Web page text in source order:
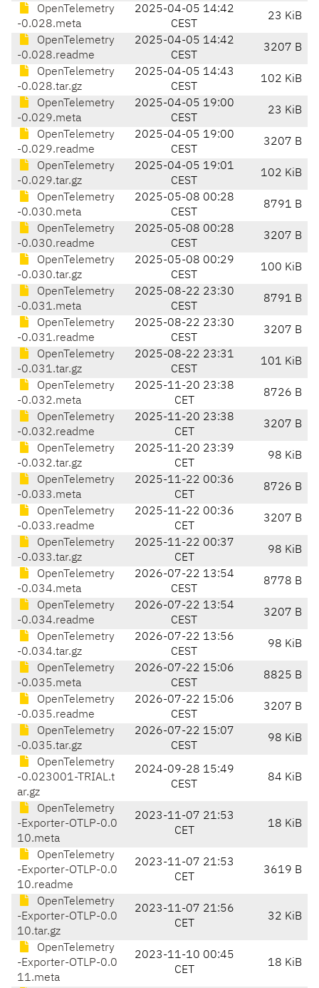
OpenTelemetry
-0.028.meta
2025-04-05 14:42
CEST
23 KiB
OpenTelemetry
-0.028.readme
2025-04-05 14:42
CEST
3207 B
OpenTelemetry
-0.028.tar.gz
2025-04-05 14:43
CEST
102 KiB
OpenTelemetry
-0.029.meta
2025-04-05 19:00
CEST
23 KiB
OpenTelemetry
-0.029.readme
2025-04-05 19:00
CEST
3207 B
OpenTelemetry
-0.029.tar.gz
2025-04-05 19:01
CEST
102 KiB
OpenTelemetry
-0.030.meta
2025-05-08 00:28
CEST
8791 B
OpenTelemetry
-0.030.readme
2025-05-08 00:28
CEST
3207 B
OpenTelemetry
-0.030.tar.gz
2025-05-08 00:29
CEST
100 KiB
OpenTelemetry
-0.031.meta
2025-08-22 23:30
CEST
8791 B
OpenTelemetry
-0.031.readme
2025-08-22 23:30
CEST
3207 B
OpenTelemetry
-0.031.tar.gz
2025-08-22 23:31
CEST
101 KiB
OpenTelemetry
-0.032.meta
2025-11-20 23:38
CET
8726 B
OpenTelemetry
-0.032.readme
2025-11-20 23:38
CET
3207 B
OpenTelemetry
-0.032.tar.gz
2025-11-20 23:39
CET
98 KiB
OpenTelemetry
-0.033.meta
2025-11-22 00:36
CET
8726 B
OpenTelemetry
-0.033.readme
2025-11-22 00:36
CET
3207 B
OpenTelemetry
-0.033.tar.gz
2025-11-22 00:37
CET
98 KiB
OpenTelemetry
-0.034.meta
2026-07-22 13:54
CEST
8778 B
OpenTelemetry
-0.034.readme
2026-07-22 13:54
CEST
3207 B
OpenTelemetry
-0.034.tar.gz
2026-07-22 13:56
CEST
98 KiB
OpenTelemetry
-0.035.meta
2026-07-22 15:06
CEST
8825 B
OpenTelemetry
-0.035.readme
2026-07-22 15:06
CEST
3207 B
OpenTelemetry
-0.035.tar.gz
2026-07-22 15:07
CEST
98 KiB
OpenTelemetry
-0.023001-TRIAL.t
ar.gz
2024-09-28 15:49
CEST
84 KiB
OpenTelemetry
-Exporter-OTLP-0.0
10.meta
2023-11-07 21:53
CET
18 KiB
OpenTelemetry
-Exporter-OTLP-0.0
10.readme
2023-11-07 21:53
CET
3619 B
OpenTelemetry
-Exporter-OTLP-0.0
10.tar.gz
2023-11-07 21:56
CET
32 KiB
OpenTelemetry
-Exporter-OTLP-0.0
11.meta
2023-11-10 00:45
CET
18 KiB